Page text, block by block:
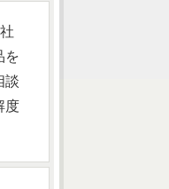
を
談
度